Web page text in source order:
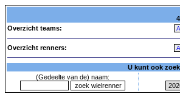
Overzicht teams:
A
Overzicht renners: A
U kunt ook
(Gedeelte van de) naam: